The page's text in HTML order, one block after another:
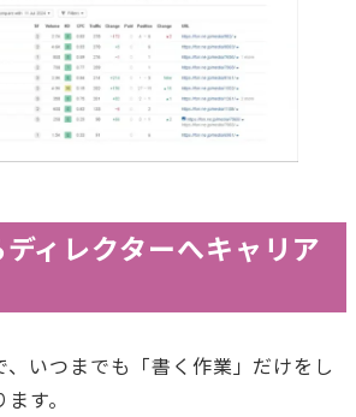
ィレクターへキャリア
いつまでも「書く作業」だけをし
す。